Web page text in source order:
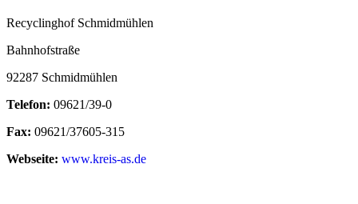
Recyclinghof Schmidmühlen
Bahnhofstraße
92287 Schmidmühlen
Telefon: 09621/39-0
Fax: 09621/37605-315
Webseite: www.kreis-as.de